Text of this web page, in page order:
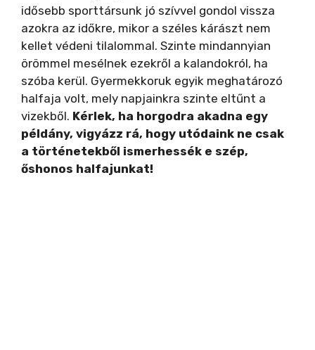
idősebb sporttársunk jó szívvel gondol vissza
azokra az időkre, mikor a széles kárászt nem
kellet védeni tilalommal. Szinte mindannyian
örömmel mesélnek ezekről a kalandokról, ha
szóba kerül. Gyermekkoruk egyik meghatározó
halfaja volt, mely napjainkra szinte eltűnt a
vizekből. Kérlek, ha horgodra akadna egy
példány, vigyázz rá, hogy utódaink ne csak
a történetekből ismerhessék e szép,
őshonos halfajunkat!